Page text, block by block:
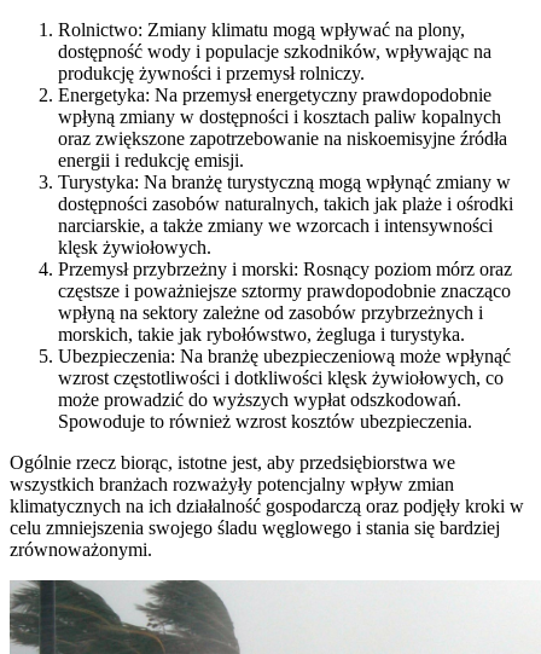
Rolnictwo: Zmiany klimatu mogą wpływać na plony,
dostępność wody i populacje szkodników, wpływając na
produkcję żywności i przemysł rolniczy.
Energetyka: Na przemysł energetyczny prawdopodobnie
wpłyną zmiany w dostępności i kosztach paliw kopalnych
oraz zwiększone zapotrzebowanie na niskoemisyjne źródła
energii i redukcję emisji.
Turystyka: Na branżę turystyczną mogą wpłynąć zmiany w
dostępności zasobów naturalnych, takich jak plaże i ośrodki
narciarskie, a także zmiany we wzorcach i intensywności
klęsk żywiołowych.
Przemysł przybrzeżny i morski: Rosnący poziom mórz oraz
częstsze i poważniejsze sztormy prawdopodobnie znacząco
wpłyną na sektory zależne od zasobów przybrzeżnych i
morskich, takie jak rybołówstwo, żegluga i turystyka.
Ubezpieczenia: Na branżę ubezpieczeniową może wpłynąć
wzrost częstotliwości i dotkliwości klęsk żywiołowych, co
może prowadzić do wyższych wypłat odszkodowań.
Spowoduje to również wzrost kosztów ubezpieczenia.
Ogólnie rzecz biorąc, istotne jest, aby przedsiębiorstwa we
wszystkich branżach rozważyły potencjalny wpływ zmian
klimatycznych na ich działalność gospodarczą oraz podjęły kroki w
celu zmniejszenia swojego śladu węglowego i stania się bardziej
zrównoważonymi.